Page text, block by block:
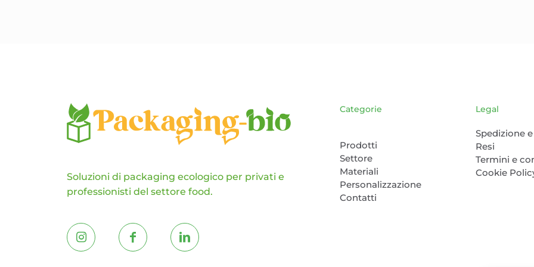
Soluzioni di packaging ecologico per privati e
professionisti del settore food.
Categorie
Prodotti
Settore
Materiali
Personalizzazione
Contatti
Legal
Spedizione
Resi
Termini e
Cookie